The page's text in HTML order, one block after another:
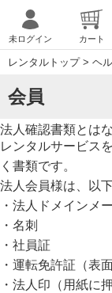
未ログイン カート
レンタルトップ> ヘ
会員
法人確認書類とは
レンタルサービス
く書類です。
法人会員様は、以
・法人ドメインメ
・名刺
・社員証
・運転免許証（表
・法人印（用紙に押